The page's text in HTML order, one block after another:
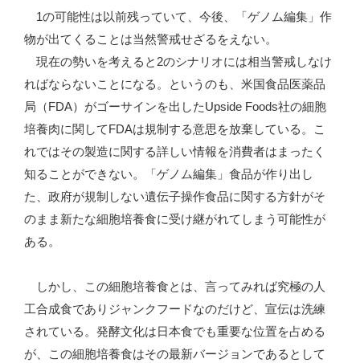
1の可能性は以前残っていて、今後、「ゲノム編集」作
物が出てくることは当然警戒せざるをえない。
現在の勢いを考えると2のシナリオには相当警戒しなけ
ればならないことになる。というのも、米国食品医薬品
局（FDA）がゴーサインを出したUpside Foods社の細胞
培養肉に関してFDAは規制する意思を放棄している。こ
れではその製造に関する詳しい情報を消費者はまったく
知ることができない。「ゲノム編集」食品が作り出し
た、政府が規制しない遺伝子操作食品に関する方針がそ
のまま新たな細胞培養食に受け継がれてしまう可能性が
ある。
しかし、この細胞培養食とは、言ってみれば究極の人
工合成食でありジャンクフードなのだけど、宣伝は洗練
されている。発酵文化は日本食でも重要な位置を占める
が、この細胞培養食はその最新バージョンであるとして